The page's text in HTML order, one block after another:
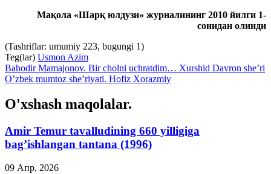
Мақола «Шарқ юлдузи» журналининг 2010 йилги 1-
сонидан олинди
(Tashriflar: umumiy 223, bugungi 1)
Teg(lar) Usmon Azim
Bahodir Mamajonov. Bir cholni uchratdim… Xurshid Davron she’ri
O’zbek mumtoz she’riyati. Hofiz Xorazmiy
O'xshash maqolalar.
Amir Temur tavalludining 660 yilligiga
bag’ishlangan tantana (1996)
09 Апр, 2026